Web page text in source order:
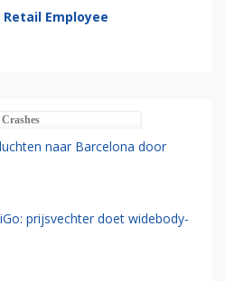
Retail Employee
Crashes
naar Barcelona door
prijsvechter doet widebody-